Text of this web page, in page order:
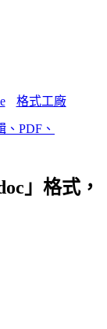
格式工廠
、PDF、
」格式，